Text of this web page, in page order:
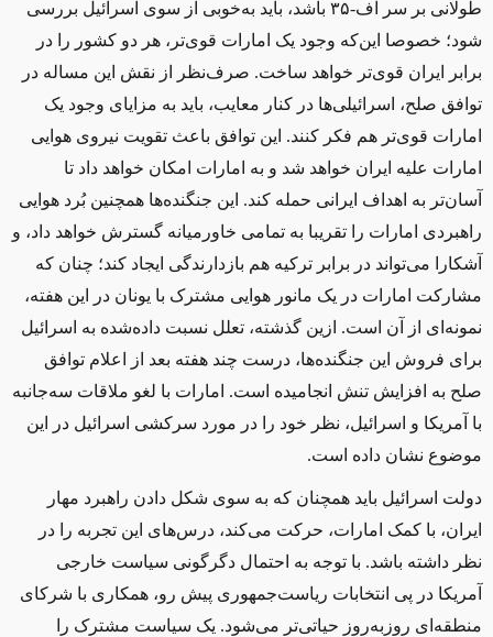
طولانی بر سر اف-۳۵ باشد، باید به‌خوبی از سوی اسرائیل بررسی
شود؛ خصوصا این‌که وجود یک امارات قوی‌تر، هر دو کشور را در
برابر ایران قوی‌تر خواهد ساخت. صرف‌نظر از نقش این مساله در
توافق صلح، اسرائیلی‌ها در کنار معایب، باید به مزایای وجود یک
امارات قوی‌تر هم فکر کنند. این توافق باعث تقویت نیروی هوایی
امارات علیه ایران خواهد شد و به امارات امکان خواهد داد تا
آسان‌تر به اهداف ایرانی حمله کند. این جنگنده‌ها همچنین بُرد هوایی
راهبردی امارات را تقریبا به تمامی خاورمیانه گسترش خواهد داد، و
آشکارا می‌تواند در برابر ترکیه هم بازدارندگی ایجاد کند؛ چنان که
مشارکت امارات در یک مانور هوایی مشترک با یونان در این هفته،
نمونه‌ای از آن است. ازین گذشته، تعلل نسبت داده‌شده به اسرائیل
برای فروش این جنگنده‌ها، درست چند هفته بعد از اعلام توافق
صلح به افزایش تنش‌ انجامیده است. امارات با لغو ملاقات سه‌جانبه
با آمریکا و اسرائیل، نظر خود را در مورد سرکشی اسرائیل در این
موضوع نشان داده است.
دولت اسرائیل باید همچنان که به سوی شکل دادن راهبرد مهار
ایران، با کمک امارات، حرکت می‌کند، درس‌های این تجربه را در
نظر داشته باشد. با توجه به احتمال دگرگونی سیاست خارجی
آمریکا در پی انتخابات ریاست‌جمهوری پیش‌ رو، همکاری با شرکای
منطقه‌ای روزبه‌روز حیاتی‌تر می‌شود. یک سیاست مشترک را